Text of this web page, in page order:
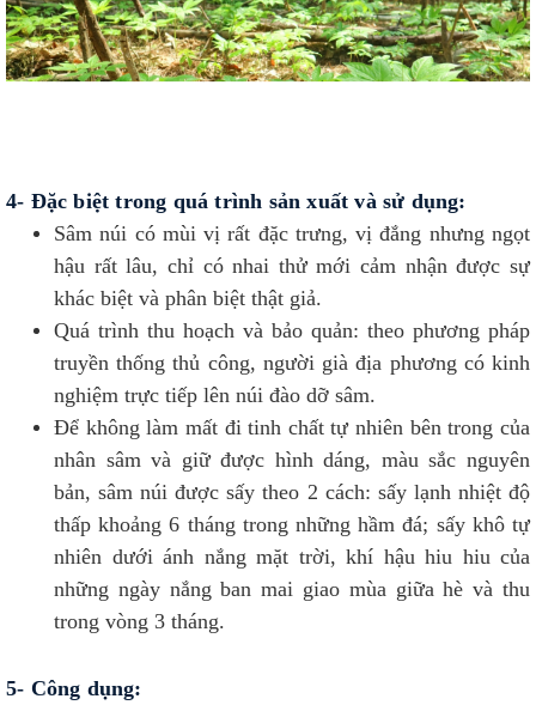
4- Đặc biệt trong quá trình sản xuất và sử dụng:
Sâm núi có mùi vị rất đặc trưng, vị đắng nhưng ngọt
hậu rất lâu, chỉ có nhai thử mới cảm nhận được sự
khác biệt và phân biệt thật giả.
Quá trình thu hoạch và bảo quản: theo phương pháp
truyền thống thủ công, người già địa phương có kinh
nghiệm trực tiếp lên núi đào dỡ sâm.
Để không làm mất đi tinh chất tự nhiên bên trong của
nhân sâm và giữ được hình dáng, màu sắc nguyên
bản, sâm núi được sấy theo 2 cách: sấy lạnh nhiệt độ
thấp khoảng 6 tháng trong những hầm đá; sấy khô tự
nhiên dưới ánh nắng mặt trời, khí hậu hiu hiu của
những ngày nắng ban mai giao mùa giữa hè và thu
trong vòng 3 tháng.
5- Công dụng: